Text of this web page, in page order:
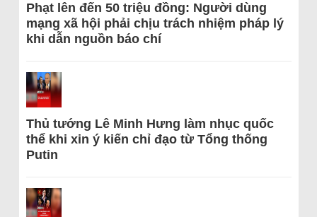
Phạt lên đến 50 triệu đồng: Người dùng
mạng xã hội phải chịu trách nhiệm pháp lý
khi dẫn nguồn báo chí
Thủ tướng Lê Minh Hưng làm nhục quốc
thể khi xin ý kiến chỉ đạo từ Tổng thống
Putin